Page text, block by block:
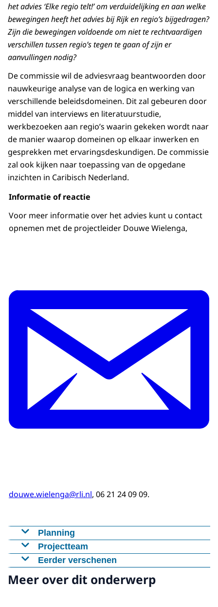
het advies ‘Elke regio telt!’ om verduidelijking en aan welke
bewegingen heeft het advies bij Rijk en regio’s bijgedragen?
Zijn die bewegingen voldoende om niet te rechtvaardigen
verschillen tussen regio’s tegen te gaan of zijn er
aanvullingen nodig?
De commissie wil de adviesvraag beantwoorden door
nauwkeurige analyse van de logica en werking van
verschillende beleidsdomeinen. Dit zal gebeuren door
middel van interviews en literatuurstudie,
werkbezoeken aan regio’s waarin gekeken wordt naar
de manier waarop domeinen op elkaar inwerken en
gesprekken met ervaringsdeskundigen. De commissie
zal ook kijken naar toepassing van de opgedane
inzichten in Caribisch Nederland.
Informatie of reactie
Voor meer informatie over het advies kunt u contact
opnemen met de projectleider Douwe Wielenga,
douwe.wielenga@rli.nl, 06 21 24 09 09.
Planning
Publicatie van het advies wordt verwacht in het
voorjaar van 2027.
Projectteam
Samenstelling raadscommissie
Jantine Kriens (voorzitter commissie, Rli)
Eerder verschenen
adviesElke regio telt!
bijeenkomst 'De regio als panacee?'
Meer over dit onderwerp